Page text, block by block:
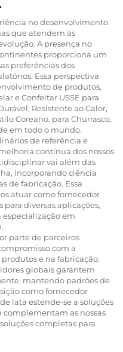
no desenvolvimento
que atendem às
A presença no
proporciona um
preferências dos
Essa perspectiva
de produtos,
e Confeitar USSE para
Resistente ao Calor,
Coreano, para Churrasco,
em todo o mundo.
de referência e
contínua dos nossos
vai além das
incorporando ciência
de fabricação. Essa
atuar como fornecedor
diversas aplicações,
em
parte de parceiros
com a
e na fabricação.
globais garantem
mantendo padrões de
como fornecedor
lata estende-se a soluções
as nossas
completas para